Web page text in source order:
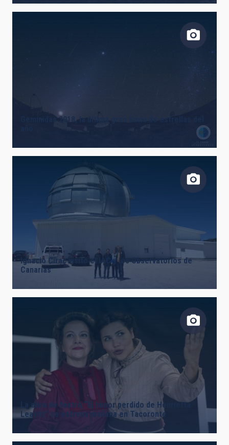
Gemínidas 2018, la última gran lluvia de estrellas del
Ignacio Cirac visitó el IAC y los Observatorios de
Canarias
La obra de teatro “El honor perdido de Henrietta
Leavitt” se estrena mañana en Tacoronte